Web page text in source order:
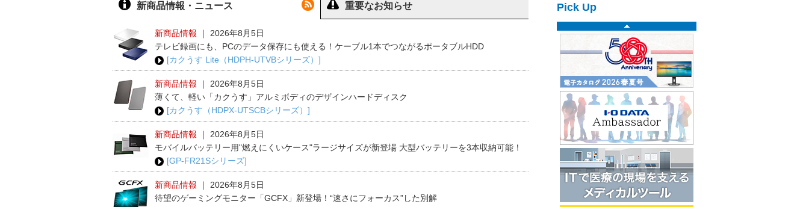
新商品情報・ニュース
新商品情報 ｜
2026年8月5日
テレビ録画にも、PCのデータ保存にも使える！ケーブル1本でつながるポータブルHDD
[カクうす Lite（HDPH-UTVBシリーズ）]
新商品情報 ｜
2026年8月5日
薄くて、軽い「カクうす」アルミボディのデザインハードディスク
[カクうす（HDPX-UTSCBシリーズ）]
新商品情報 ｜
2026年8月5日
モバイルバッテリー用"燃えにくいケース"ラージサイズが新登場 大型バッテリーを3本収納可能！
[GP-FR21Sシリーズ]
新商品情報 ｜
2026年8月5日
待望のゲーミングモニター「GCFX」新登場！“速さにフォーカス”した別解
重要なお知らせ Pick Up